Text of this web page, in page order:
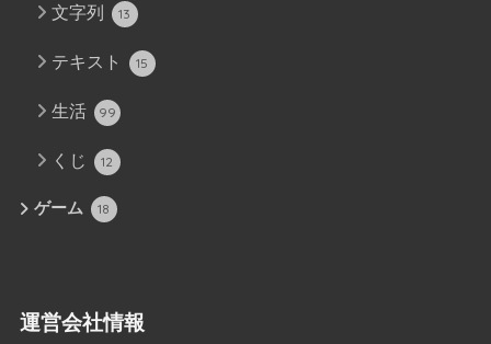
文字列 13
テキスト 15
生活 99
くじ 12
ゲーム 18
運営会社情報